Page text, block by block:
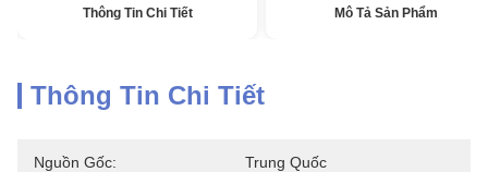
Thông Tin Chi Tiết Mô Tả Sản Phẩm
Thông Tin Chi Tiết
Nguồn Gốc: Trung Quốc